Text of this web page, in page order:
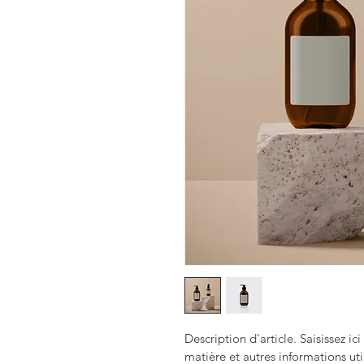
Description d'article. Saisissez
matière et autres informations